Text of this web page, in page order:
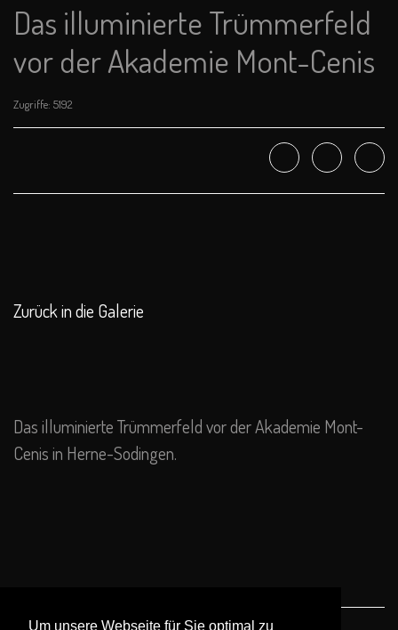
Um unsere Webseite für Sie optimal zu
Das illuminierte Trümmerfeld
vor der Akademie Mont-Cenis
Zugriffe: 5192
Zurück in die Galerie
Das illuminierte Trümmerfeld vor der Akademie Mont-
Cenis in Herne-Sodingen.